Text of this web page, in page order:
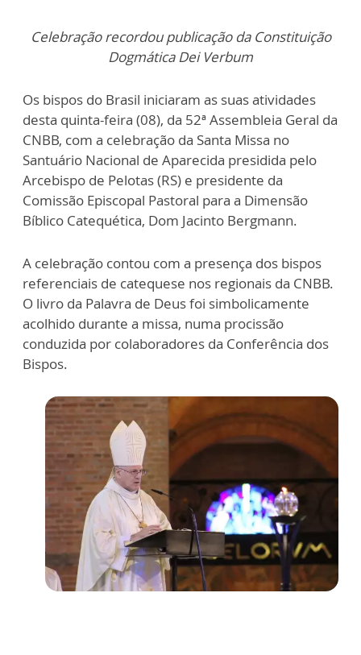
Celebração recordou publicação da Constituição
Dogmática Dei Verbum
Os bispos do Brasil iniciaram as suas atividades
desta quinta-feira (08), da 52ª Assembleia Geral da
CNBB, com a celebração da Santa Missa no
Santuário Nacional de Aparecida presidida pelo
Arcebispo de Pelotas (RS) e presidente da
Comissão Episcopal Pastoral para a Dimensão
Bíblico Catequética, Dom Jacinto Bergmann.
A celebração contou com a presença dos bispos
referenciais de catequese nos regionais da CNBB.
O livro da Palavra de Deus foi simbolicamente
acolhido durante a missa, numa procissão
conduzida por colaboradores da Conferência dos
Bispos.